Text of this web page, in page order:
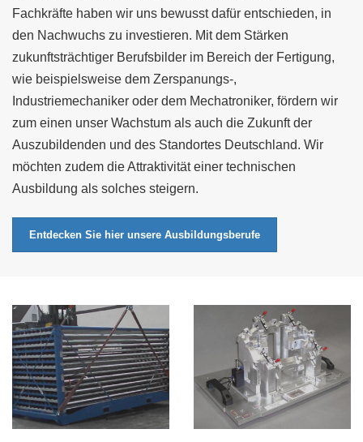
Fachkräfte haben wir uns bewusst dafür entschieden, in
den Nachwuchs zu investieren. Mit dem Stärken
zukunftsträchtiger Berufsbilder im Bereich der Fertigung,
wie beispielsweise dem Zerspanungs-,
Industriemechaniker oder dem Mechatroniker, fördern wir
zum einen unser Wachstum als auch die Zukunft der
Auszubildenden und des Standortes Deutschland. Wir
möchten zudem die Attraktivität einer technischen
Ausbildung als solches steigern.
Entdecken Sie hier unsere Ausbildungsberufe